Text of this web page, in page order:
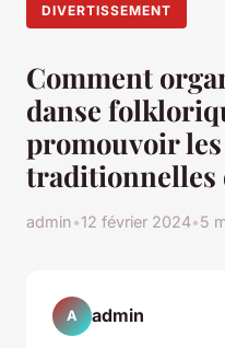
DIVERTISSEMENT
Comment
danse
promouvoir les
traditionnelles
admin•12 février 2024•5
A admin